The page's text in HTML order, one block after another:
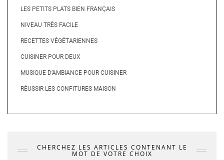
LES PETITS PLATS BIEN FRANÇAIS
NIVEAU TRÈS FACILE
RECETTES VÉGÉTARIENNES
CUISINER POUR DEUX
MUSIQUE D’AMBIANCE POUR CUISINER
RÉUSSIR LES CONFITURES MAISON
CHERCHEZ LES ARTICLES CONTENANT LE
MOT DE VOTRE CHOIX